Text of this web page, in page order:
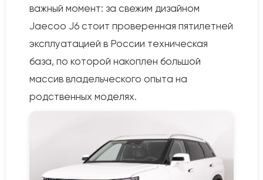
важный момент: за свежим дизайном
Jaecoo J6 стоит проверенная пятилетней
эксплуатацией в России техническая
база, по которой накоплен большой
массив владельческого опыта на
родственных моделях.